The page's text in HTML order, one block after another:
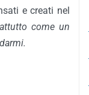
e creati nel
come un